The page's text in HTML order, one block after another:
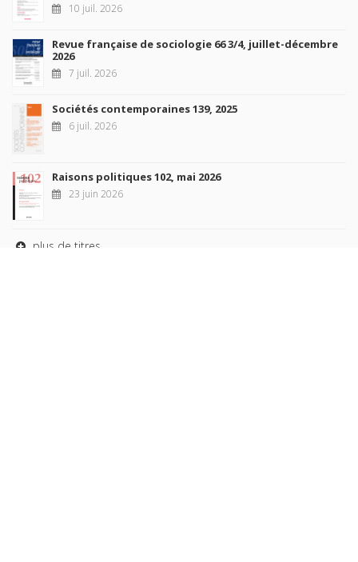
10 juil. 2026
Revue française de sociologie 66 3/4, juillet-décembre
2026
7 juil. 2026
Sociétés contemporaines 139, 2025
6 juil. 2026
Raisons politiques 102, mai 2026
23 juin 2026
plus de titres